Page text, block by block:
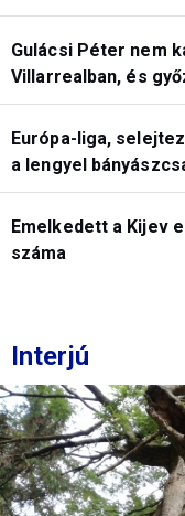
Gulácsi Péter nem
Villarrealban, és
Európa-liga,
a lengyel
Emelkedett a Kijev
száma
Interjú